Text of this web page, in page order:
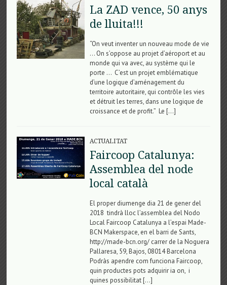
La ZAD vence, 50 anys
de lluita!!!
“On veut inventer un nouveau mode de vie
… On s’oppose au projet d’aéroport et au
monde qui va avec, au système qui le
porte … C’est un projet emblématique
d’une logique d’aménagement du
territoire autoritaire, qui contrôle les vies
et détruit les terres, dans une logique de
croissance et de profit.” Le […]
ACTUALITAT
Faircoop Catalunya:
Assemblea del node
local català
El proper diumenge dia 21 de gener del
2018 tindrà lloc l’assemblea del Nodo
Local Faircoop Catalunya a l’espai Made-
BCN Makerspace, en el barri de Sants,
http://made-bcn.org/ carrer de la Noguera
Pallaresa, 59, Bajos, 08014 Barcelona
Podràs apendre com funciona Faircoop,
quin productes pots adquirir ia on, i
quines possibilitat […]